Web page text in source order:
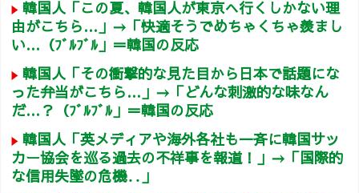
韓国人「この夏、韓国人が東京へ行くしかない理
由がこちら…」→「快適そうでめちゃくちゃ羨まし
い…（ﾌﾞﾙﾌﾞﾙ」＝韓国の反応
韓国人「その衝撃的な見た目から日本で話題にな
った弁当がこちら…」→「どんな刺激的な味なん
だ…？（ﾌﾞﾙﾌﾞﾙ」＝韓国の反応
韓国人「英メディアや海外各社も一斉に韓国サッ
カー協会を巡る過去の不祥事を報道！」→「国際的
な信用失墜の危機‥」